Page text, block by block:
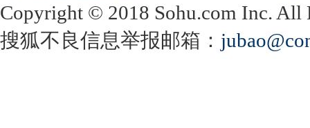
Copyright © 2018 Sohu.com Inc.
搜狐不良信息举报邮箱：